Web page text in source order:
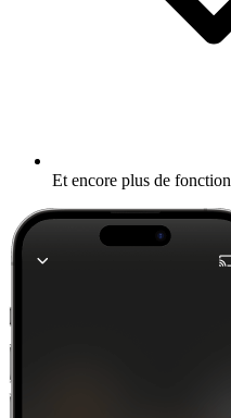
Et encore plus de